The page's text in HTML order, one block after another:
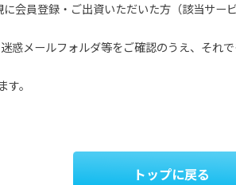
会員登録・ご出資いただいた方（該当サー
惑メールフォルダ等をご確認のうえ、それ
。
トップに戻る